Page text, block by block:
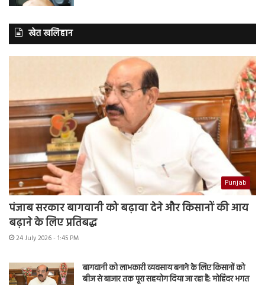
खेत खलिहान
Punjab
पंजाब सरकार बागवानी को बढ़ावा देने और किसानों की आय
बढ़ाने के लिए प्रतिबद्ध
24 July 2026 - 1:45 PM
बागवानी को लाभकारी व्यवसाय बनाने के लिए किसानों को
बीज से बाजार तक पूरा सहयोग दिया जा रहा है: मोहिंदर भगत